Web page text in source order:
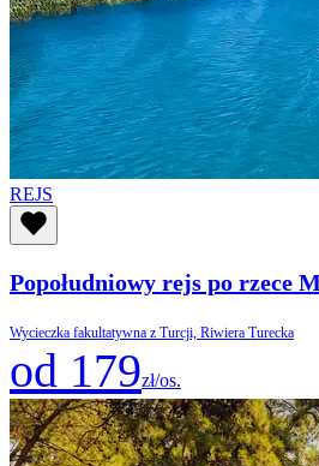
REJS
Popołudniowy rejs po rzece
Wycieczka fakultatywna z Turcji, Riwiera Turecka
od 179zł/os.